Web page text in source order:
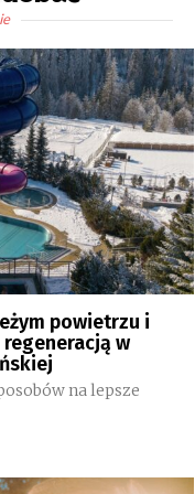
powietrzu i
regeneracją w
na lepsze